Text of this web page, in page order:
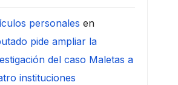
personales en
pide ampliar la
del caso Maletas a
instituciones